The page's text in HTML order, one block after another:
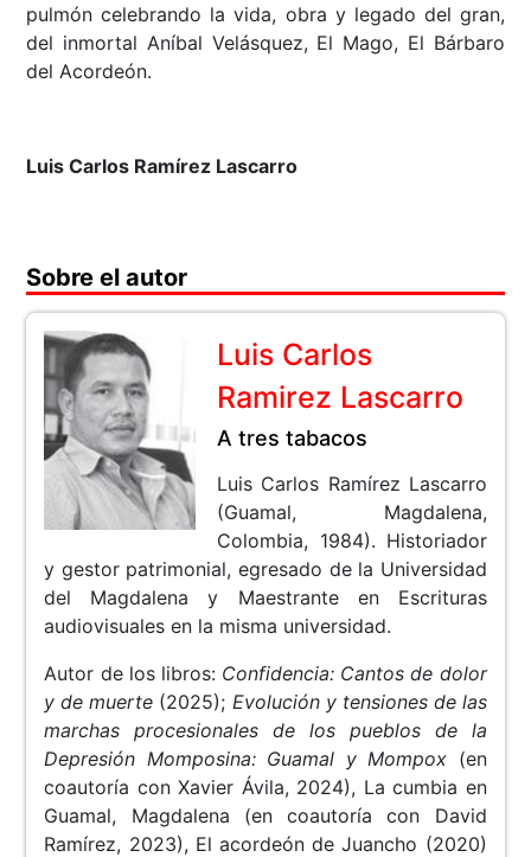
pulmón celebrando la vida, obra y legado del gran,
del inmortal Aníbal Velásquez, El Mago, El Bárbaro
del Acordeón.
Luis Carlos Ramírez Lascarro
Sobre el autor
Luis Carlos
Ramirez Lascarro
A tres tabacos
Luis Carlos Ramírez Lascarro
(Guamal, Magdalena,
Colombia, 1984). Historiador
y gestor patrimonial, egresado de la Universidad
del Magdalena y Maestrante en Escrituras
audiovisuales en la misma universidad.
Autor de los libros: Confidencia: Cantos de dolor
y de muerte (2025); Evolución y tensiones de las
marchas procesionales de los pueblos de la
Depresión Momposina: Guamal y Mompox (en
coautoría con Xavier Ávila, 2024), La cumbia en
Guamal, Magdalena (en coautoría con David
Ramírez, 2023), El acordeón de Juancho (2020)